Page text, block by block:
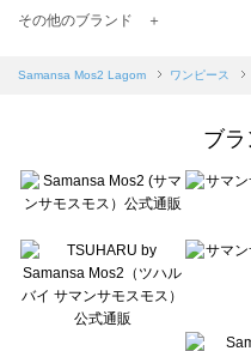
Samansa Mos2 blue（サマンサモスモ
sō4ū（ソウフォーユー）のオールイン
Te chichi（テチチ）のオールインワン
Te chichi CLASSIC（テチチ クラシッ
Lugnoncure（ルノンキュール）のオー
BETTY'S BLUE（べティーズブルー）
Wpc.（ワールドパーティー）のオール
その他のブランド ＋
Samansa Mos2 Lagom ワンピース
ブ